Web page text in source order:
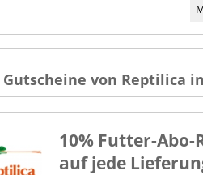
von Reptilica
10% Futter-Abo-
auf jede